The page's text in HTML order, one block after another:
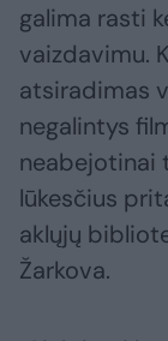
galima rasti
vaizdavimu.
atsiradimas
negalintys
neabejotinai
lūkesčius
aklųjų
Žarkova.